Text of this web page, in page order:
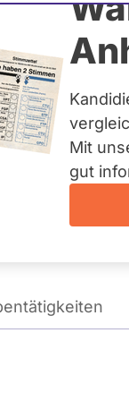
Mit
gut
Landesliste Bayern